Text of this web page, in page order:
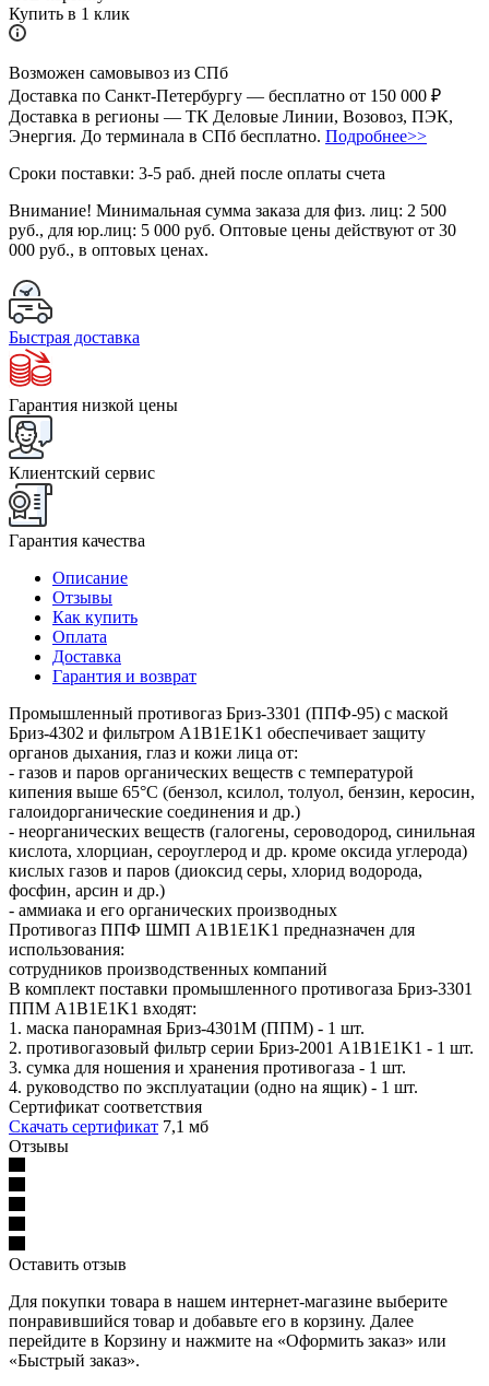
Купить в 1 клик
Возможен самовывоз из СПб
Доставка по Санкт-Петербургу — бесплатно от 150 000 ₽
Доставка в регионы — ТК Деловые Линии, Возовоз, ПЭК,
Энергия. До терминала в СПб бесплатно. Подробнее>>
Сроки поставки: 3-5 раб. дней после оплаты счета
Внимание! Минимальная сумма заказа для физ. лиц: 2 500
руб., для юр.лиц: 5 000 руб. Оптовые цены действуют от 30
000 руб., в оптовых ценах.
Быстрая доставка
Гарантия низкой цены
Клиентский сервис
Гарантия качества
Описание
Отзывы
Как купить
Оплата
Доставка
Гарантия и возврат
Промышленный противогаз Бриз-3301 (ППФ-95) с маской
Бриз-4302 и фильтром A1B1E1K1 обеспечивает защиту
органов дыхания, глаз и кожи лица от:
- газов и паров органических веществ с температурой
кипения выше 65°С (бензол, ксилол, толуол, бензин, керосин,
галоидорганические соединения и др.)
- неорганических веществ (галогены, сероводород, синильная
кислота, хлорциан, сероуглерод и др. кроме оксида углерода)
кислых газов и паров (диоксид серы, хлорид водорода,
фосфин, арсин и др.)
- аммиака и его органических производных
Противогаз ППФ ШМП A1B1E1K1 предназначен для
использования:
сотрудников производственных компаний
В комплект поставки промышленного противогаза Бриз-3301
ППМ A1B1E1K1 входят:
1. маска панорамная Бриз-4301М (ППМ) - 1 шт.
2. противогазовый фильтр серии Бриз-2001 A1B1E1K1 - 1 шт.
3. сумка для ношения и хранения противогаза - 1 шт.
4. руководство по эксплуатации (одно на ящик) - 1 шт.
Сертификат соответствия
Скачать сертификат 7,1 мб
Отзывы
Оставить отзыв
Для покупки товара в нашем интернет-магазине выберите
понравившийся товар и добавьте его в корзину. Далее
перейдите в Корзину и нажмите на «Оформить заказ» или
«Быстрый заказ».